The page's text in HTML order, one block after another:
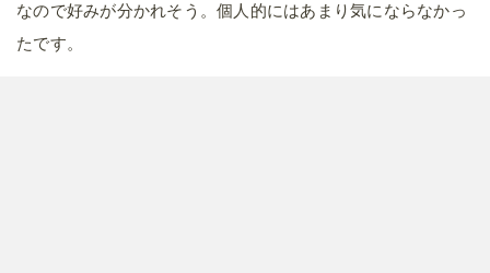
なので好みが分かれそう。個人的にはあまり気にならなかっ
たです。